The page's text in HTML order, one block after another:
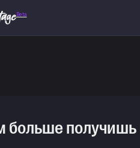
Beta
получишь